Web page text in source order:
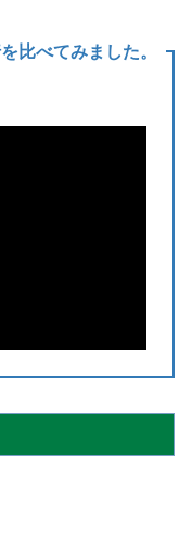
比べてみました。